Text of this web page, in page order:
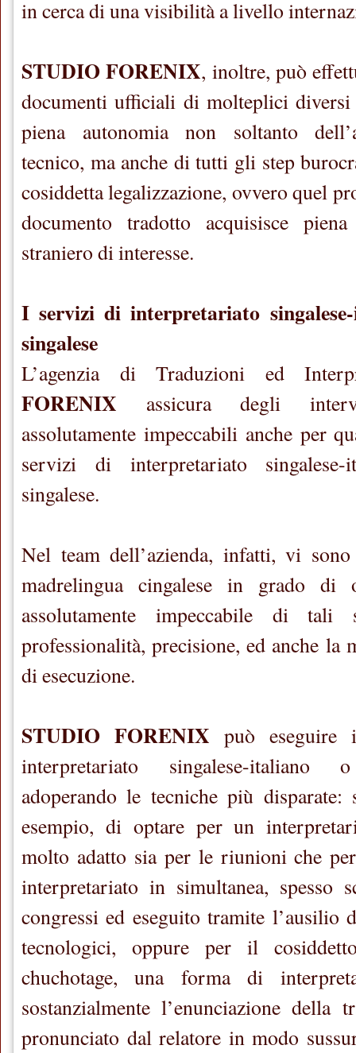
in cerca di una visibilità a livello
STUDIO FORENIX, inoltre, può
documenti ufficiali di molteplici
piena autonomia non soltanto
tecnico, ma anche di tutti gli step
cosiddetta legalizzazione, ovvero quel
documento tradotto acquisisce
straniero di interesse.
I servizi di interpretariato
singalese
L’agenzia di Traduzioni ed
FORENIX assicura degli
assolutamente impeccabili anche per
servizi di interpretariato
singalese.
Nel team dell’azienda, infatti, vi
madrelingua cingalese in grado di
assolutamente impeccabile di tali
professionalità, precisione, ed anche la
di esecuzione.
STUDIO FORENIX può
interpretariato singalese-italiano
adoperando le tecniche più
esempio, di optare per un
molto adatto sia per le riunioni che
interpretariato in simultanea, spesso
congressi ed eseguito tramite l’ausilio
tecnologici, oppure per il
chuchotage, una forma di
sostanzialmente l’enunciazione della
pronunciato dal relatore in modo